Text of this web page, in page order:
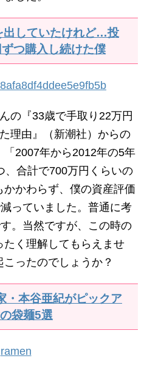
出していたけれど…投
つ購入し続けた僕
の『33歳で手取り22万円
理由』（新潮社）からの
2007年から2012年の5年
、合計で700万円くらいの
かわらず、僕の資産評価
っていました。普通に考
。当然ですが、この時の
く理解してもらえませ
ったのでしょうか？
・本谷亜紀がピックア
袋麺5選